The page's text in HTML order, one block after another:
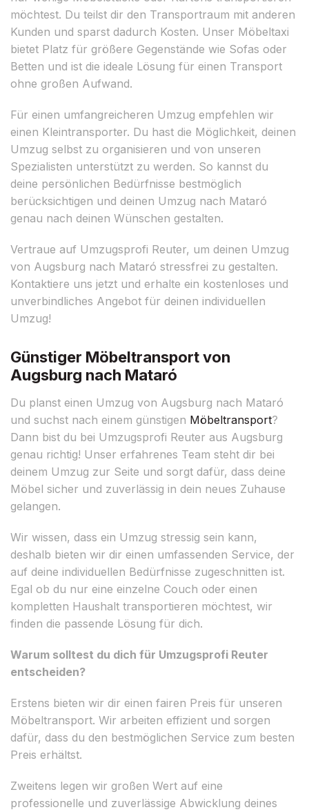
möchtest. Du teilst dir den Transportraum mit anderen
Kunden und sparst dadurch Kosten. Unser Möbeltaxi
bietet Platz für größere Gegenstände wie Sofas oder
Betten und ist die ideale Lösung für einen Transport
ohne großen Aufwand.
Für einen umfangreicheren Umzug empfehlen wir
einen Kleintransporter. Du hast die Möglichkeit, deinen
Umzug selbst zu organisieren und von unseren
Spezialisten unterstützt zu werden. So kannst du
deine persönlichen Bedürfnisse bestmöglich
berücksichtigen und deinen Umzug nach Mataró
genau nach deinen Wünschen gestalten.
Vertraue auf Umzugsprofi Reuter, um deinen Umzug
von Augsburg nach Mataró stressfrei zu gestalten.
Kontaktiere uns jetzt und erhalte ein kostenloses und
unverbindliches Angebot für deinen individuellen
Umzug!
Günstiger Möbeltransport von
Augsburg nach Mataró
Du planst einen Umzug von Augsburg nach Mataró
und suchst nach einem günstigen Möbeltransport?
Dann bist du bei Umzugsprofi Reuter aus Augsburg
genau richtig! Unser erfahrenes Team steht dir bei
deinem Umzug zur Seite und sorgt dafür, dass deine
Möbel sicher und zuverlässig in dein neues Zuhause
gelangen.
Wir wissen, dass ein Umzug stressig sein kann,
deshalb bieten wir dir einen umfassenden Service, der
auf deine individuellen Bedürfnisse zugeschnitten ist.
Egal ob du nur eine einzelne Couch oder einen
kompletten Haushalt transportieren möchtest, wir
finden die passende Lösung für dich.
Warum solltest du dich für Umzugsprofi Reuter
entscheiden?
Erstens bieten wir dir einen fairen Preis für unseren
Möbeltransport. Wir arbeiten effizient und sorgen
dafür, dass du den bestmöglichen Service zum besten
Preis erhältst.
Zweitens legen wir großen Wert auf eine
professionelle und zuverlässige Abwicklung deines